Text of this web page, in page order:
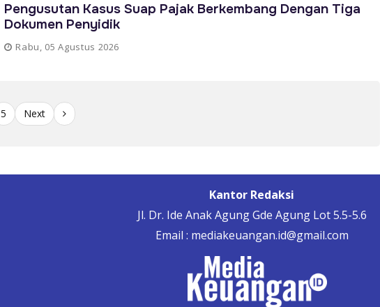
Pengusutan Kasus Suap Pajak Berkembang Dengan Tiga
Dokumen Penyidik
Rabu, 05 Agustus 2026
5 Next
Kantor Redaksi
Jl. Dr. Ide Anak Agung Gde Agung Lot 5.5-5.6
Email : mediakeuangan.id@gmail.com